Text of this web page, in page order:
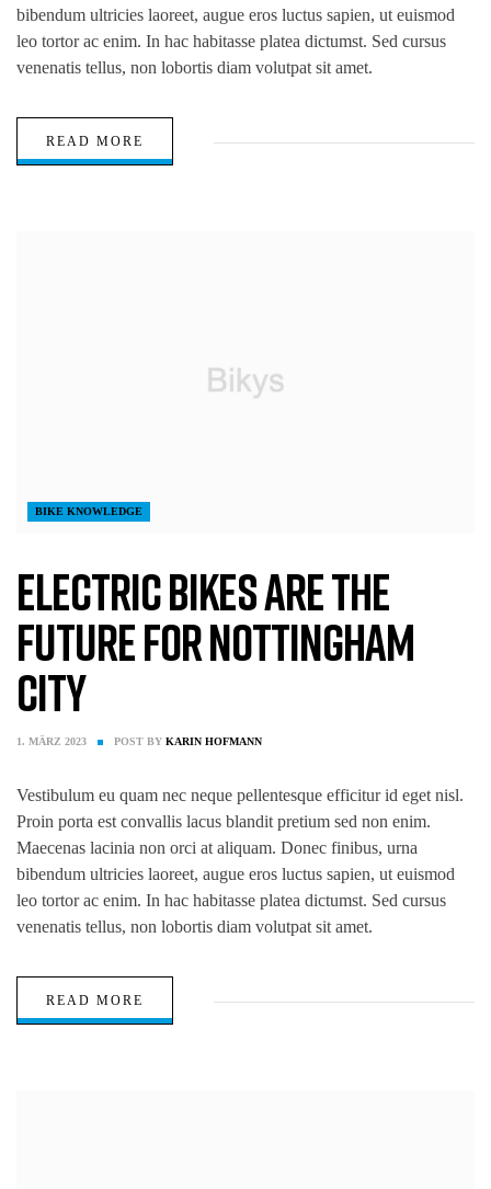
bibendum ultricies laoreet, augue eros luctus sapien, ut euismod
leo tortor ac enim. In hac habitasse platea dictumst. Sed cursus
venenatis tellus, non lobortis diam volutpat sit amet.
READ MORE
BIKE KNOWLEDGE
Electric Bikes are the
Future for Nottingham
City
1. MÄRZ 2023 POST BY KARIN HOFMANN
Vestibulum eu quam nec neque pellentesque efficitur id eget nisl.
Proin porta est convallis lacus blandit pretium sed non enim.
Maecenas lacinia non orci at aliquam. Donec finibus, urna
bibendum ultricies laoreet, augue eros luctus sapien, ut euismod
leo tortor ac enim. In hac habitasse platea dictumst. Sed cursus
venenatis tellus, non lobortis diam volutpat sit amet.
READ MORE